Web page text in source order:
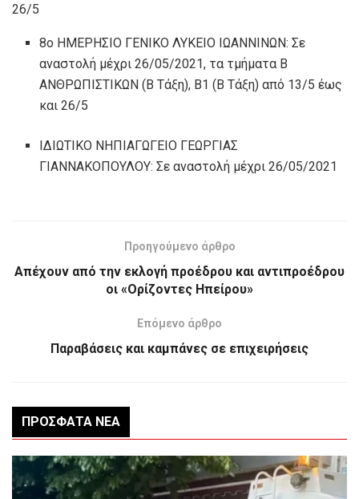
26/5
8ο ΗΜΕΡΗΣΙΟ ΓΕΝΙΚΟ ΛΥΚΕΙΟ ΙΩΑΝΝΙΝΩΝ: Σε
αναστολή μέχρι 26/05/2021, τα τμήματα Β
ΑΝΘΡΩΠΙΣΤΙΚΩΝ (Β Τάξη), Β1 (Β Τάξη) από 13/5 έως
και 26/5
ΙΔΙΩΤΙΚΟ ΝΗΠΙΑΓΩΓΕΙΟ ΓΕΩΡΓΙΑΣ
ΓΙΑΝΝΑΚΟΠΟΥΛΟΥ: Σε αναστολή μέχρι 26/05/2021
Προηγούμενο άρθρο
Απέχουν από την εκλογή προέδρου και αντιπροέδρου
οι «Ορίζοντες Ηπείρου»
Επόμενο άρθρο
Παραβάσεις και καμπάνες σε επιχειρήσεις
ΠΡΌΣΦΑΤΑ ΝΈΑ